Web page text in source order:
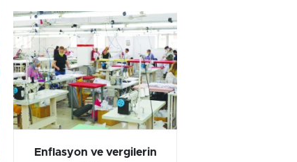
Enflasyon ve vergilerin